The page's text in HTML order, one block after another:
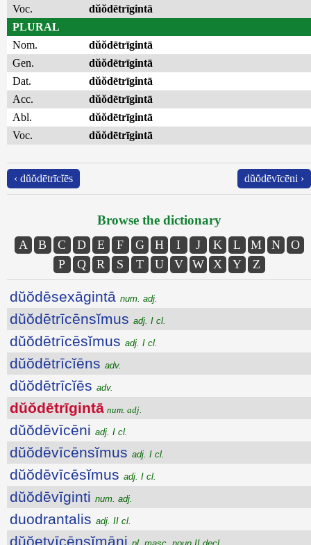
Voc.
dŭŏdētrīgintā
PLURAL
Nom.
dŭŏdētrīgintā
Gen.
dŭŏdētrīgintā
Dat.
dŭŏdētrīgintā
Acc.
dŭŏdētrīgintā
Abl.
dŭŏdētrīgintā
Voc.
dŭŏdētrīgintā
‹ dŭŏdētrīcĭēs dŭŏdēvīcēni ›
Browse the dictionary
A B C D E F G H I J K L M N
O
P
Q R S T U V W X Y Z
dŭŏdēsexāgintā num. adj.
dŭŏdētrīcēnsĭmus adj. I cl.
dŭŏdētrīcēsĭmus adj. I cl.
dŭŏdētrīcĭēns adv.
dŭŏdētrīcĭēs adv.
dŭŏdētrīgintā num. adj.
dŭŏdēvīcēni adj. I cl.
dŭŏdēvīcēnsĭmus adj. I cl.
dŭŏdēvīcēsĭmus adj. I cl.
dŭŏdēvīginti num. adj.
duodrantalis adj. II cl.
dŭŏetvīcēnsĭmāni